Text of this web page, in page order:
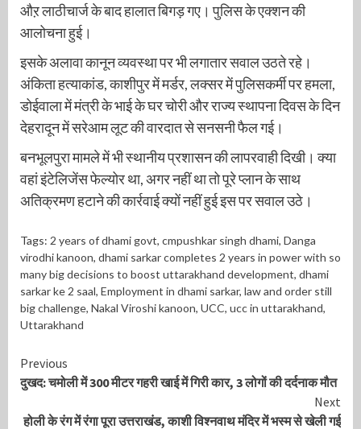
औऱ लाठीचार्ज के बाद हालात बिगड़ गए। पुलिस के एक्शन की
आलोचना हुई।
इसके अलावा कानून व्यवस्था पर भी लगातार सवाल उठते रहे।
अंकिता हत्याकांड, काशीपुर में मर्डर, लक्सर में पुलिसकर्मी पर हमला,
डोईवाला में मंत्री के भाई के घर चोरी और राज्य स्थापना दिवस के दिन
देहरादून में सरेआम लूट की वारदात से सनसनी फैल गई।
बनभूलपुरा मामले में भी स्थानीय प्रशासन की लापरवाही दिखी। क्या
वहां इंटेलिजेंस फेल्योर था, अगर नहीं था तो पूरे प्लान के साथ
अतिक्रमण हटाने की कार्रवाई क्यों नहीं हुई इस पर सवाल उठे।
Tags: 2 years of dhami govt, cmpushkar singh dhami, Danga
virodhi kanoon, dhami sarkar completes 2 years in power with so
many big decisions to boost uttarakhand development, dhami
sarkar ke 2 saal, Employment in dhami sarkar, law and order still
big challenge, Nakal Viroshi kanoon, UCC, ucc in uttarakhand,
Uttarakhand
Continue
Reading
Previous
दुखद: चमोली में 300 मीटर गहरी खाई में गिरी कार, 3 लोगों की दर्दनाक मौत
Next
होली के रंग में रंगा पूरा उत्तराखंड, काशी विश्नवाथ मंदिर में भस्म से खेली गई